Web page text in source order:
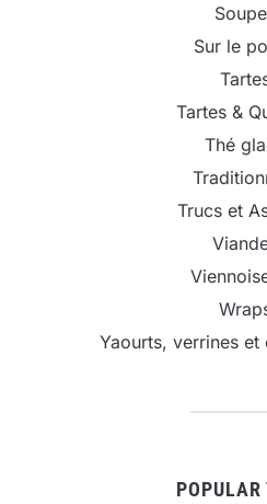
Sur le
Tartes &
Thé
Trucs et
Yaourts, verrines et
POPULAR